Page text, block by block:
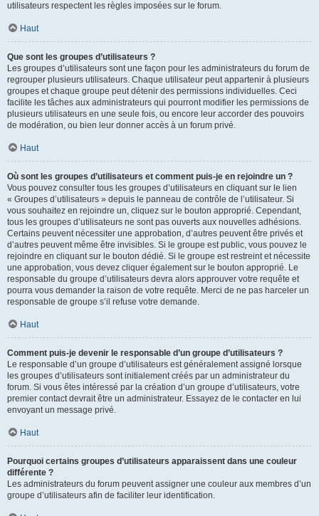
utilisateurs respectent les règles imposées sur le forum.
Haut
Que sont les groupes d’utilisateurs ?
Les groupes d’utilisateurs sont une façon pour les administrateurs du forum de
regrouper plusieurs utilisateurs. Chaque utilisateur peut appartenir à plusieurs
groupes et chaque groupe peut détenir des permissions individuelles. Ceci
facilite les tâches aux administrateurs qui pourront modifier les permissions de
plusieurs utilisateurs en une seule fois, ou encore leur accorder des pouvoirs
de modération, ou bien leur donner accès à un forum privé.
Haut
Où sont les groupes d’utilisateurs et comment puis-je en rejoindre un ?
Vous pouvez consulter tous les groupes d’utilisateurs en cliquant sur le lien
« Groupes d’utilisateurs » depuis le panneau de contrôle de l’utilisateur. Si
vous souhaitez en rejoindre un, cliquez sur le bouton approprié. Cependant,
tous les groupes d’utilisateurs ne sont pas ouverts aux nouvelles adhésions.
Certains peuvent nécessiter une approbation, d’autres peuvent être privés et
d’autres peuvent même être invisibles. Si le groupe est public, vous pouvez le
rejoindre en cliquant sur le bouton dédié. Si le groupe est restreint et nécessite
une approbation, vous devez cliquer également sur le bouton approprié. Le
responsable du groupe d’utilisateurs devra alors approuver votre requête et
pourra vous demander la raison de votre requête. Merci de ne pas harceler un
responsable de groupe s’il refuse votre demande.
Haut
Comment puis-je devenir le responsable d’un groupe d’utilisateurs ?
Le responsable d’un groupe d’utilisateurs est généralement assigné lorsque
les groupes d’utilisateurs sont initialement créés par un administrateur du
forum. Si vous êtes intéressé par la création d’un groupe d’utilisateurs, votre
premier contact devrait être un administrateur. Essayez de le contacter en lui
envoyant un message privé.
Haut
Pourquoi certains groupes d’utilisateurs apparaissent dans une couleur
différente ?
Les administrateurs du forum peuvent assigner une couleur aux membres d’un
groupe d’utilisateurs afin de faciliter leur identification.